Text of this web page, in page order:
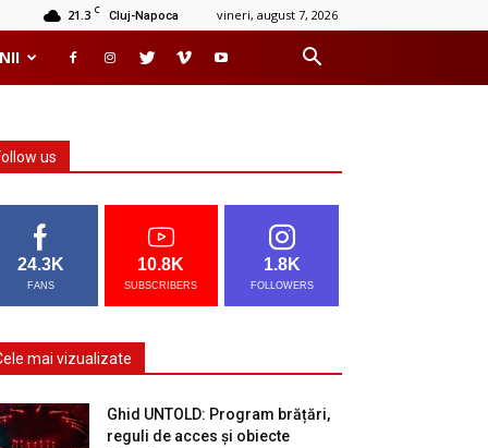
21.3 C Cluj-Napoca vineri, august 7, 2026
us
24.3K
FANS
10.8K
SUBSCRIBERS
1.8K
FOLLOWERS
mai vizualizate
Ghid UNTOLD: Program brățări,
reguli de acces și obiecte